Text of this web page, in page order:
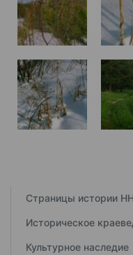
Страницы истории
Историческое
Культурное наследие